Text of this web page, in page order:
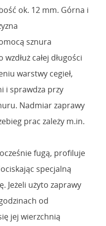
ok. 12 mm. Górna i
sznura
całej długości
warstwy cegieł,
i sprawdza przy
Nadmiar zaprawy
prac zależy m.in.
fugą, profiluje
specjalną
Jeżeli użyto zaprawy
od
jej wierzchnią